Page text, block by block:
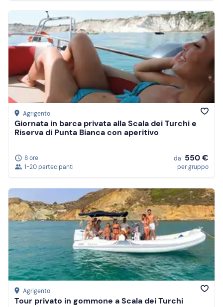
Agrigento
Giornata in barca privata alla Scala dei Turchi e
Riserva di Punta Bianca con aperitivo
8 ore
1-20 partecipanti
da 550 €
per gruppo
Agrigento
Tour privato in gommone a Scala dei Turchi